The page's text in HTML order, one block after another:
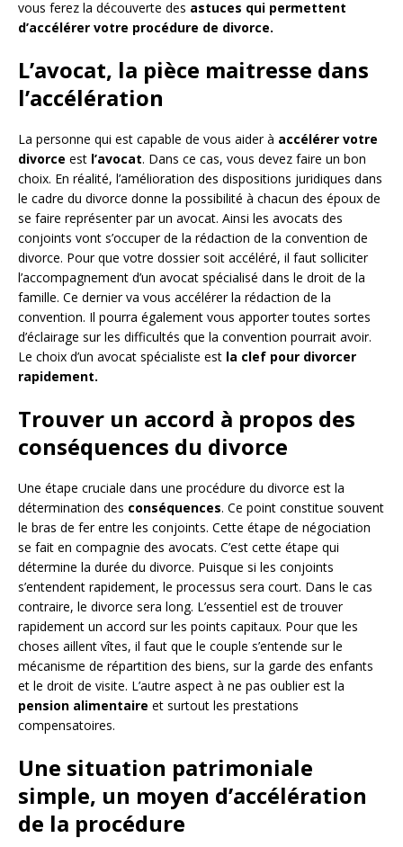
vous ferez la découverte des astuces qui permettent
d’accélérer votre procédure de divorce.
L’avocat, la pièce maitresse dans
l’accélération
La personne qui est capable de vous aider à accélérer votre
divorce est l’avocat. Dans ce cas, vous devez faire un bon
choix. En réalité, l’amélioration des dispositions juridiques dans
le cadre du divorce donne la possibilité à chacun des époux de
se faire représenter par un avocat. Ainsi les avocats des
conjoints vont s’occuper de la rédaction de la convention de
divorce. Pour que votre dossier soit accéléré, il faut solliciter
l’accompagnement d’un avocat spécialisé dans le droit de la
famille. Ce dernier va vous accélérer la rédaction de la
convention. Il pourra également vous apporter toutes sortes
d’éclairage sur les difficultés que la convention pourrait avoir.
Le choix d’un avocat spécialiste est la clef pour divorcer
rapidement.
Trouver un accord à propos des
conséquences du divorce
Une étape cruciale dans une procédure du divorce est la
détermination des conséquences. Ce point constitue souvent
le bras de fer entre les conjoints. Cette étape de négociation
se fait en compagnie des avocats. C’est cette étape qui
détermine la durée du divorce. Puisque si les conjoints
s’entendent rapidement, le processus sera court. Dans le cas
contraire, le divorce sera long. L’essentiel est de trouver
rapidement un accord sur les points capitaux. Pour que les
choses aillent vîtes, il faut que le couple s’entende sur le
mécanisme de répartition des biens, sur la garde des enfants
et le droit de visite. L’autre aspect à ne pas oublier est la
pension alimentaire et surtout les prestations
compensatoires.
Une situation patrimoniale
simple, un moyen d’accélération
de la procédure